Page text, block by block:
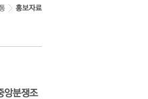
홍보자료
앙분쟁조